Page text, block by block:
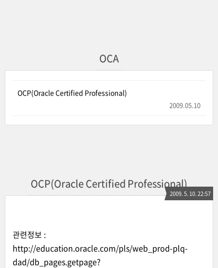
OCA
OCP(Oracle Certified Professional)
2009.05.10
OCP(Oracle Certified Professional)
2009. 5. 10. 22:57
관련정보 :
http://education.oracle.com/pls/web_prod-plq-
dad/db_pages.getpage?